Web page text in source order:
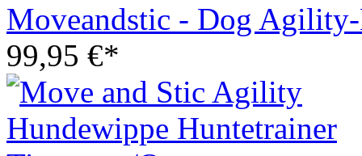
Moveandstic - Dog
99,95 €*